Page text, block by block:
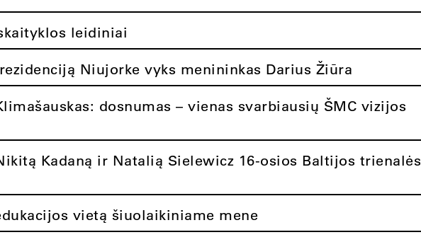
leidiniai
Niujorke vyks menininkas Darius Žiūra
dosnumas – vienas svarbiausių ŠMC vizijos
Kadaną ir Natalią Sielewicz 16-osios Baltijos trienalės
vietą šiuolaikiniame mene